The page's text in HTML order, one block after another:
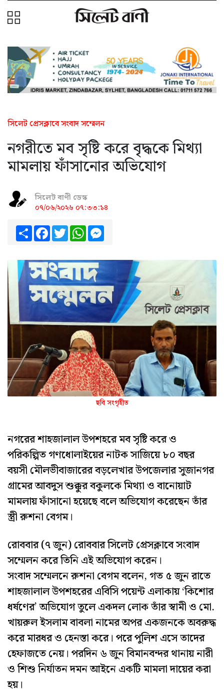
সিলেট প্রেসক্লাবে সংবাদ সম্মেলন
নগরীতে মব সৃষ্টি করে বৃদ্ধকে মিথ্যা
মামলায় ফাঁসানোর অভিযোগ
সিলেট বাণী ডেস্ক
০৭/০৬/২০২৬ ০৭:৩৩:১৪
ShareFacebook
TwitterWhatsApp
ছবি সংগৃহীত
নগরের শাহজালাল উপশহরে মব সৃষ্টি করে ও
পরিকল্পিত গণধোলাইয়ের নাটক সাজিয়ে ৮০ বছর
বয়সী মৌলভীবাজারের বড়লেখার উপজেলার সুজানগর
গ্রামের আবদুস শুক্কুর বকুলকে মিথ্যা ও বানোয়াট
মামলায় ফাঁসানো হয়েছে বলে অভিযোগ করেছেন তাঁর
স্ত্রী রুশনা বেগম।
রোববার (৭ জুন) রোববার সিলেট প্রেসক্লাবে সংবাদ
সম্মেলন করে তিনি এই অভিযোগ করেন।
সংবাদ সম্মেলনে রুশনা বেগম বলেন, গত ৫ জুন রাতে
শাহজালাল উপশহরের এবিসি পয়েন্ট এলাকায় ‘কিশোর
ধর্ষণের’ অভিযোগ তুলে একদল লোক তাঁর স্বামী ও মো.
খায়রুল ইসলাম বাবলা নামের অপর একজনকে অবরুদ্ধ
করে মারধর ও হেনস্তা করে। পরে পুলিশ এসে তাদের
হেফাজতে নেয়। পরদিন ৬ জুন বিমানবন্দর থানায় নারী
ও শিশু নির্যাতন দমন আইনে একটি মামলা দায়ের করা
হয়।